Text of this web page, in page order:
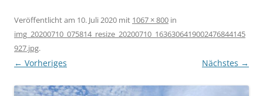
Veröffentlicht am 10. Juli 2020 mit 1067 × 800 in
img_20200710_075814_resize_20200710_1636306419002476844145
927.jpg.
← Vorheriges Nächstes →